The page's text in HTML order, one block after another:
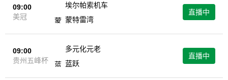
09:00
美冠
埃尔帕索机车
蒙特雷湾
直播中
09:00
贵州五峰杯
多元化元老
蓝跃
直播中